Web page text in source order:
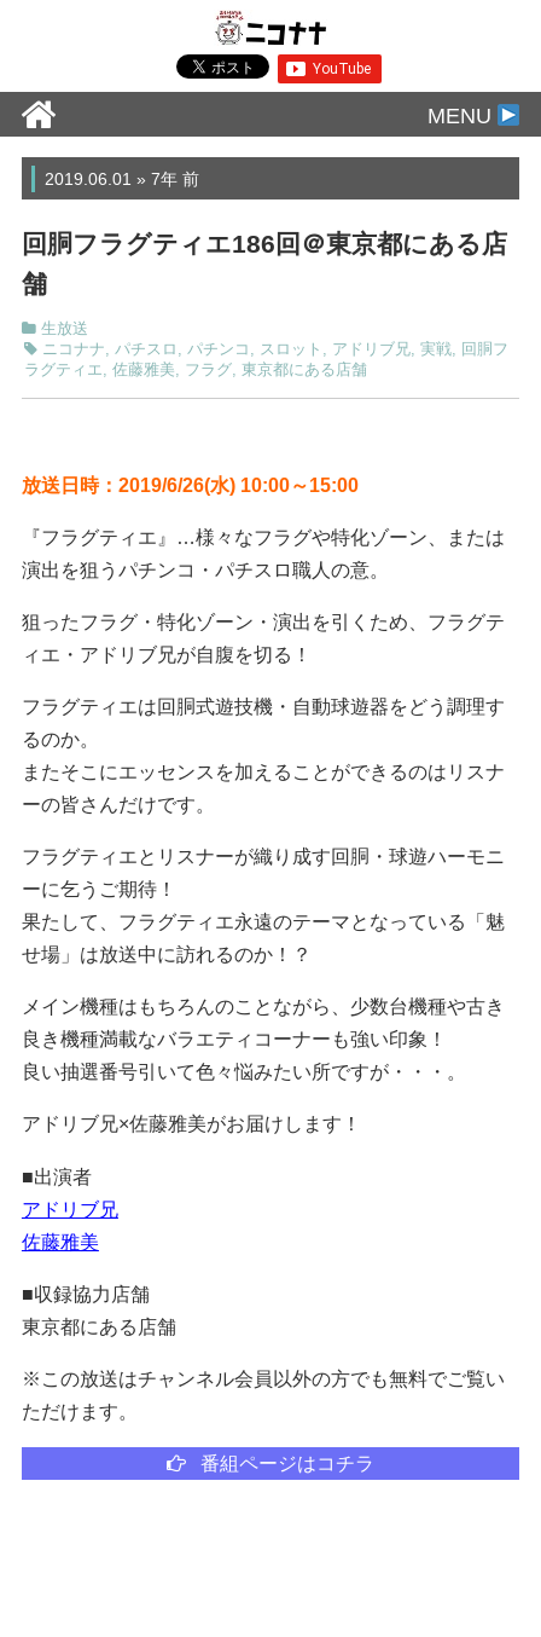
MENU
2019.06.01 » 7年 前
回胴フラグティエ186回＠東京都にある店
舗
生放送
ニコナナ
パチスロ パチンコ スロット アドリブ兄, 実戦,
回胴フ
ラグティエ
佐藤雅美 フラグ, 東京都にある店舗
放送日時：2019/6/26(水) 10:00～15:00
『フラグティエ』…様々なフラグや特化ゾーン、または
演出を狙うパチンコ・パチスロ職人の意。
狙ったフラグ・特化ゾーン・演出を引くため、フラグテ
ィエ・アドリブ兄が自腹を切る！
フラグティエは回胴式遊技機・自動球遊器をどう調理す
るのか。
またそこにエッセンスを加えることができるのはリスナ
ーの皆さんだけです。
フラグティエとリスナーが織り成す回胴・球遊ハーモニ
ーに乞うご期待！
果たして、フラグティエ永遠のテーマとなっている「魅
せ場」は放送中に訪れるのか！？
メイン機種はもちろんのことながら、少数台機種や古き
良き機種満載なバラエティコーナーも強い印象！
良い抽選番号引いて色々悩みたい所ですが・・・。
アドリブ兄×佐藤雅美がお届けします！
■出演者
アドリブ兄
佐藤雅美
■収録協力店舗
東京都にある店舗
※この放送はチャンネル会員以外の方でも無料でご覧い
ただけます。
番組ページはコチラ